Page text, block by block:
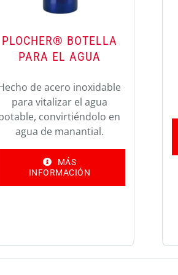
PLOCHER® BOTELLA
PARA EL AGUA
de acero inoxidable
para vitalizar el agua
convirtiéndolo en
agua de manantial.
MÁS
INFORMACIÓN